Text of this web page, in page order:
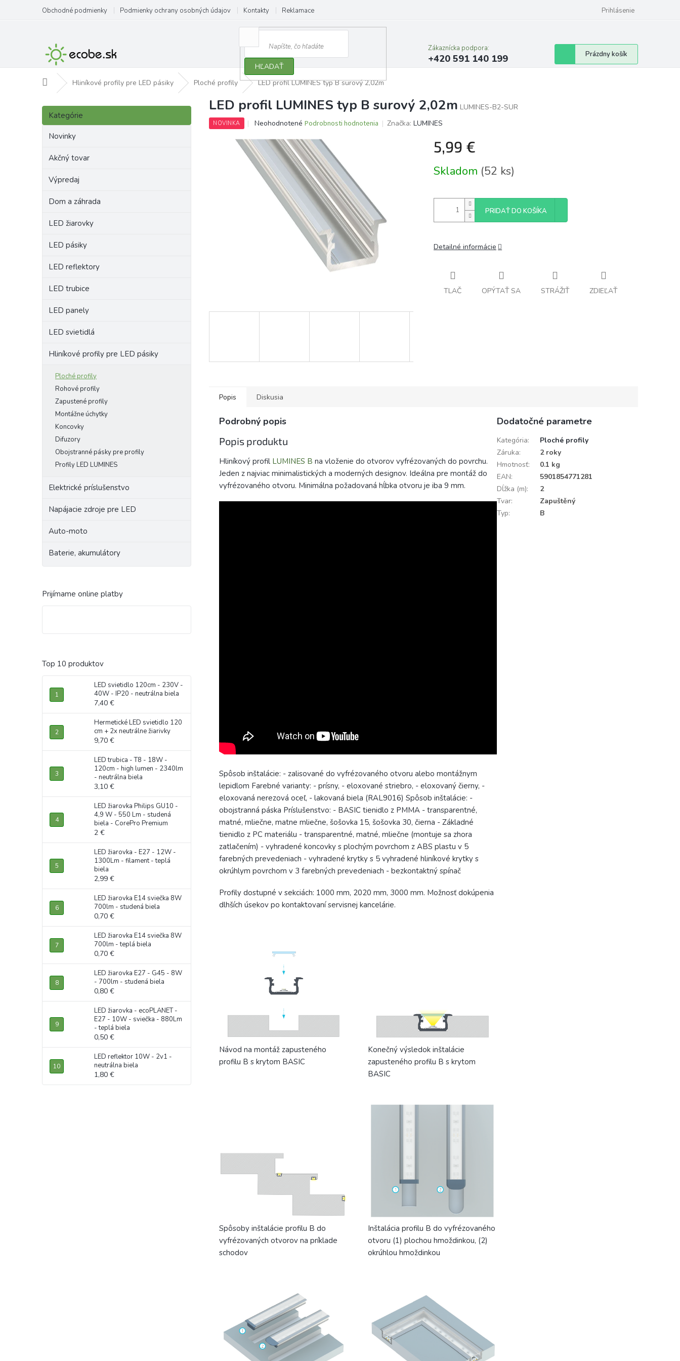
obsah
Obchodné podmienky Podmienky ochrany osobných údajov Kontakty Reklamace Prihlásenie
HĽADAŤ
Zákaznícka podpora:
+420 591 140 199
Nákupný
košík
Prázdny košík
DomovHliníkové profily pre LED pásiky Ploché profily LED profil LUMINES typ B surový 2,02m
B
č
Preskočiť
kategórie
Kategórie
Novinky
Akčný tovar
Výpredaj
Dom a záhrada
LED žiarovky
LED pásiky
LED reflektory
LED trubice
LED panely
LED svietidlá
Hliníkové profily pre LED pásiky
Ploché profily
Rohové profily
Zapustené profily
Montážne úchytky
Koncovky
Difuzory
Obojstranné pásky pre profily
Profily LED LUMINES
Elektrické príslušenstvo
Napájacie zdroje pre LED
Auto-moto
Baterie, akumulátory
Prijímame online platby
Top 10 produktov
LED svietidlo 120cm - 230V -
40W - IP20 - neutrálna biela
7,40 €
Hermetické LED svietidlo 120
cm + 2x neutrálne žiarivky
9,70 €
LED trubica - T8 - 18W -
120cm - high lumen - 2340lm
- neutrálna biela
3,10 €
LED žiarovka Philips GU10 -
4,9 W - 550 Lm - studená
biela - CorePro Premium
2 €
LED žiarovka - E27 - 12W -
1300Lm - filament - teplá
biela
2,99 €
LED žiarovka E14 sviečka 8W
700lm - studená biela
0,70 €
LED žiarovka E14 sviečka 8W
700lm - teplá biela
0,70 €
LED žiarovka E27 - G45 - 8W
- 700lm - studená biela
0,80 €
LED žiarovka - ecoPLANET -
E27 - 10W - sviečka - 880Lm
- teplá biela
0,50 €
LED reflektor 10W - 2v1 -
neutrálna biela
1,80 €
LED profil LUMINES typ B surový 2,02m LUMINES-B2-SUR
NOVINKA
Priemerné
produktu
je
0,0
z
hviezdičiek.
Neohodnotené Podrobnosti hodnotenia Značka: LUMINES
5,99 €
cena:
Skladom (52 ks)
PRIDAŤ DO KOŠÍKA
Detailné informácie
TLAČ OPÝTAŤ SA STRÁŽIŤ ZDIEĽAŤ
Popis Diskusia
Podrobný popis
Popis produktu
Hliníkový profil LUMINES B na vloženie do otvorov vyfrézovaných do povrchu.
Jeden z najviac minimalistických a moderných designov. Ideálna pre montáž do
vyfrézovaného otvoru. Minimálna požadovaná hĺbka otvoru je iba 9 mm.
Spôsob inštalácie: - zalisované do vyfrézovaného otvoru alebo montážnym
lepidlom Farebné varianty: - prísny, - eloxované striebro, - eloxovaný čierny, -
eloxovaná nerezová oceľ, - lakovaná biela (RAL9016) Spôsob inštalácie: -
obojstranná páska Príslušenstvo: - BASIC tienidlo z PMMA - transparentné,
matné, mliečne, matne mliečne, šošovka 15, šošovka 30, čierna - Základné
tienidlo z PC materiálu - transparentné, matné, mliečne (montuje sa zhora
zatlačením) - vyhradené koncovky s plochým povrchom z ABS plastu v 5
farebných prevedeniach - vyhradené krytky s 5 vyhradené hliníkové krytky s
okrúhlym povrchom v 3 farebných prevedeniach - bezkontaktný spínač
Profily dostupné v sekciách: 1000 mm, 2020 mm, 3000 mm. Možnosť dokúpenia
dlhších úsekov po kontaktovaní servisnej kancelárie.
Návod na montáž zapusteného
profilu B s krytom BASIC
Konečný výsledok inštalácie
zapusteného profilu B s krytom
BASIC
Spôsoby inštalácie profilu B do
vyfrézovaných otvorov na príklade
schodov
Inštalácia profilu B do vyfrézovaného
otvoru (1) plochou hmoždinkou, (2)
okrúhlou hmoždinkou
Dodatočné parametre
Kategória:
Ploché profily
Záruka:
2 roky
Hmotnosť:
0.1 kg
EAN:
5901854771281
Dĺžka (m):
2
Tvar:
Zapuštěný
Typ: B